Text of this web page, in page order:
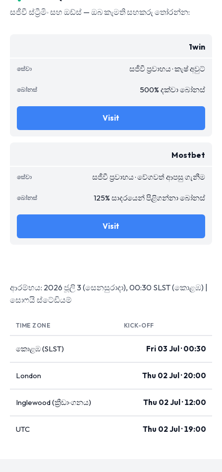
සජීවී ස්ට්‍රීමිං සහ ඔඩ්ස් — ඔබ කැමති සහකරු තෝරන්න:
1win
සජීවී ප්‍රවාහය · කැෂ් අවුට්
500% දක්වා බෝනස්
Visit
Mostbet
සජීවී ප්‍රවාහය · වේගවත් ආපසු ගැනීම
125% සාදරයෙන් පිළිගන්නා බෝනස්
Visit
ආරම්භය: 2026 ජූලි 3 (සෙනසුරාදා), 00:30 SLST (කොළඹ) |
සොෆයි ස්ටේඩියම්
TIME ZONE KICK-OFF
කොළඹ (SLST) Fri 03 Jul · 00:30
London Thu 02 Jul · 20:00
Inglewood (ක්‍රීඩාංගනය) Thu 02 Jul · 12:00
UTC Thu 02 Jul · 19:00